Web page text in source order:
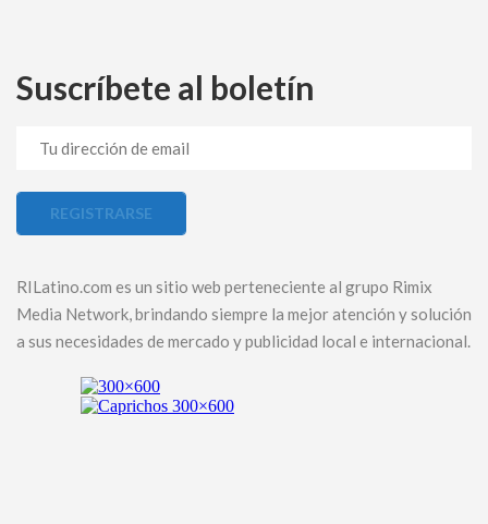
Suscríbete al boletín
RILatino.com es un sitio web perteneciente al grupo Rimix
Media Network, brindando siempre la mejor atención y solución
a sus necesidades de mercado y publicidad local e internacional.